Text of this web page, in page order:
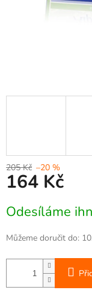
205 Kč –20 %
164 Kč
cena:
Odesíláme
Můžeme doručit do: